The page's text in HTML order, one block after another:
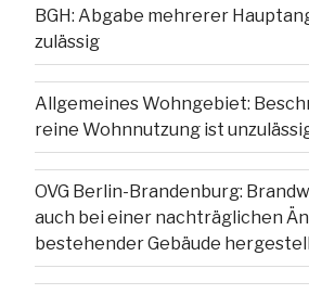
BGH: Abgabe mehrerer
zulässig
Allgemeines Wohngebiet:
reine Wohnnutzung ist
OVG Berlin-Brandenburg:
auch bei einer nachträglichen
bestehender Gebäude